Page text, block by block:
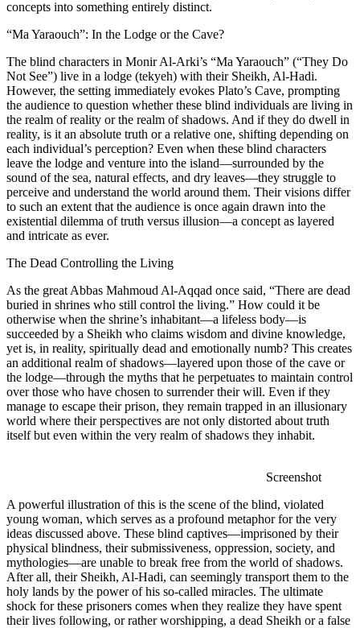
The blind
Not See”) live
However, the
the audience to
the realm of
reality, is it an
each
leave the lodge
sound of the
perceive and
to such an
existential
As the great
buried in
otherwise
succeeded by a
yet is, in reality,
an additional
the
over those who
manage to
world where
itself but even
A powerful
young woman,
ideas
physical
After all, their
holy lands by
shock for these
their lives